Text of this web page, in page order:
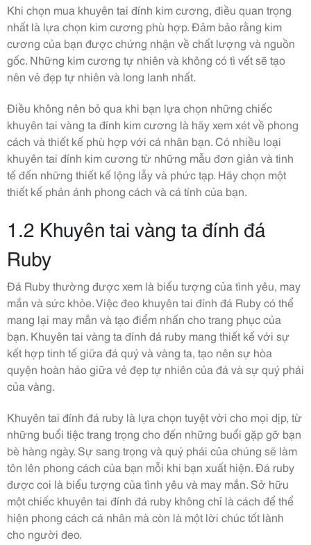
Khi chọn mua khuyên tai đính kim cương, điều quan trọng
nhất là lựa chọn kim cương phù hợp. Đảm bảo rằng kim
cương của bạn được chứng nhận về chất lượng và nguồn
gốc. Những kim cương tự nhiên và không có tì vết sẽ tạo
nên vẻ đẹp tự nhiên và long lanh nhất.
Điều không nên bỏ qua khi bạn lựa chọn những chiếc
khuyên tai vàng ta đính kim cương là hãy xem xét về phong
cách và thiết kế phù hợp với cá nhân bạn. Có nhiều loại
khuyên tai đính kim cương từ những mẫu đơn giản và tinh
tế đến những thiết kế lộng lẫy và phức tạp. Hãy chọn một
thiết kế phản ánh phong cách và cá tính của bạn.
1.2 Khuyên tai vàng ta đính đá
Ruby
Đá Ruby thường được xem là biểu tượng của tình yêu, may
mắn và sức khỏe. Việc đeo khuyên tai đính đá Ruby có thể
mang lại may mắn và tạo điểm nhấn cho trang phục của
bạn. Khuyên tai vàng ta đính đá ruby mang thiết kế với sự
kết hợp tinh tế giữa đá quý và vàng ta, tạo nên sự hòa
quyện hoàn hảo giữa vẻ đẹp tự nhiên của đá và sự quý phái
của vàng.
Khuyên tai đính đá ruby là lựa chọn tuyệt vời cho mọi dịp, từ
những buổi tiệc trang trọng cho đến những buổi gặp gỡ bạn
bè hàng ngày. Sự sang trọng và quý phái của chúng sẽ làm
tôn lên phong cách của bạn mỗi khi bạn xuất hiện. Đá ruby
được coi là biểu tượng của tình yêu và may mắn. Sở hữu
một chiếc khuyên tai đính đá ruby không chỉ là cách để thể
hiện phong cách cá nhân mà còn là một lời chúc tốt lành
cho người đeo.